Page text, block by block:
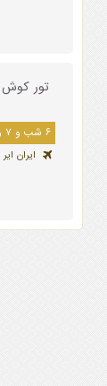
۶ شب و ۷ روز
ایران ایر